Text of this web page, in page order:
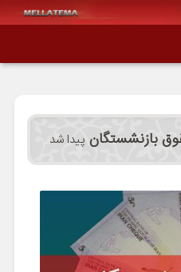
اصلی
و جهان
بازنشستگان پیدا شد